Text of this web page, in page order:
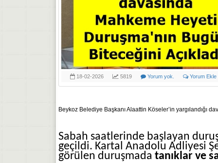
18-02-2026 5819 Yorum yok. Yorum Ekle
Beykoz Belediye Başkanı Alaattin Köseler’in yargılandığı
Sabah saatlerinde başlayan
geçildi. Kartal Anadolu Adliyesi
görülen duruşmada tanıklar ve